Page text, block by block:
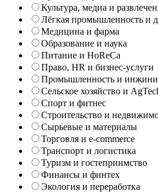
Культура, медиа и
Лёгкая промышленность и
Медицина и фарма
Образование и наука
Питание и HoReCa
Право, HR и бизнес-услуги
Промышленность и
Сельское хозяйство и
Спорт и фитнес
Строительство и
Сырьевые и материалы
Торговля и e-commerce
Транспорт и логистика
Туризм и гостеприимство
Финансы и финтех
Экология и переработка